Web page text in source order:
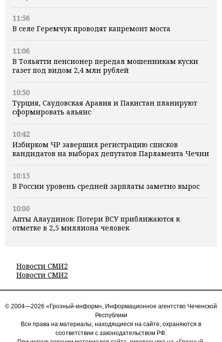
11:56
В селе Геремчук проводят капремонт моста
11:06
В Тольятти пенсионер передал мошенникам куски
газет под видом 2,4 млн рублей
10:50
Турция, Саудовская Аравия и Пакистан планируют
сформировать альянс
10:42
Избирком ЧР завершил регистрацию списков
кандидатов на выборах депутатов Парламента Чечни
10:15
В России уровень средней зарплаты заметно вырос
10:00
Апты Алаудинов: Потери ВСУ приближаются к
отметке в 2,5 миллиона человек
Новости СМИ2
Новости СМИ2
© 2004—2026 «Грозный-информ», Информационное агентство Чеченской
Республики
Все права на материалы, находящиеся на сайте, охраняются в
соответствии с законодательством РФ.